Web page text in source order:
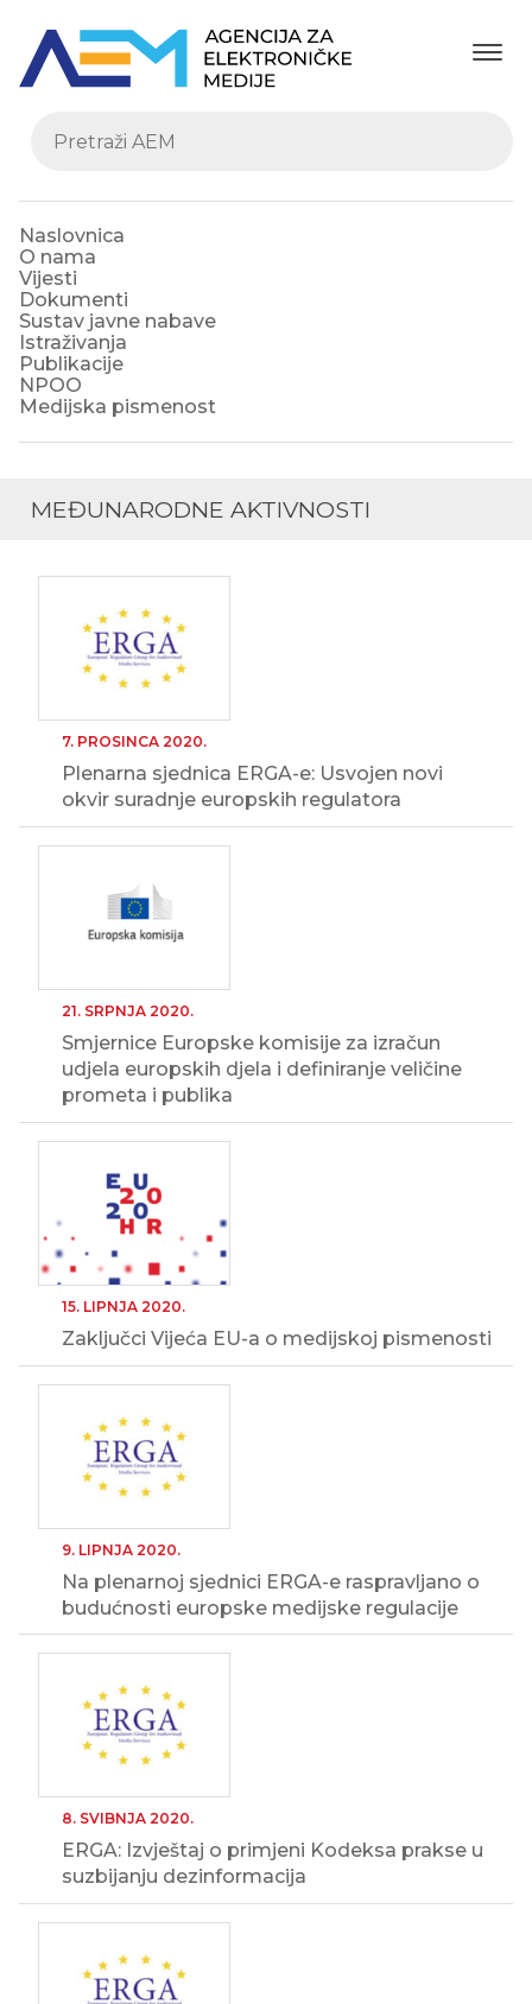
Naslovnica
O nama
Vijesti
Dokumenti
Sustav javne nabave
Istraživanja
Publikacije
NPOO
Medijska pismenost
MEĐUNARODNE AKTIVNOSTI
7. PROSINCA 2020.
Plenarna sjednica ERGA-e: Usvojen novi
okvir suradnje europskih regulatora
21. SRPNJA 2020.
Smjernice Europske komisije za izračun
udjela europskih djela i definiranje veličine
prometa i publika
15. LIPNJA 2020.
Zaključci Vijeća EU-a o medijskoj pismenosti
9. LIPNJA 2020.
Na plenarnoj sjednici ERGA-e raspravljano o
budućnosti europske medijske regulacije
8. SVIBNJA 2020.
ERGA: Izvještaj o primjeni Kodeksa prakse u
suzbijanju dezinformacija